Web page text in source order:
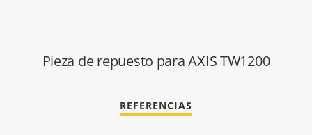
Pieza de repuesto para AXIS TW1200
REFERENCIAS